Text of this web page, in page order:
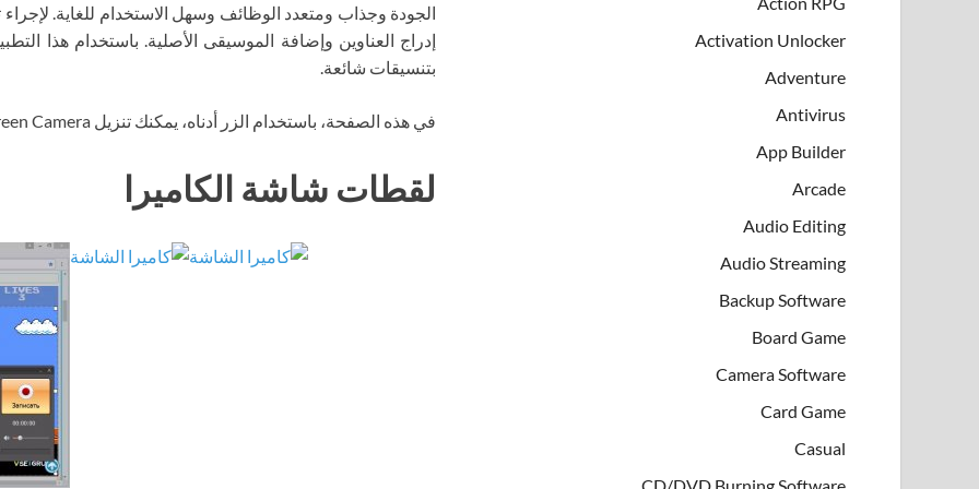
الجودة وجذاب ومتعدد الوظائف وسهل الاستخدام للغاية.
إدراج العناوين وإضافة الموسيقى الأصلية. باستخدام هذا
بتنسيقات شائعة.
في هذه الصفحة، باستخدام الزر أدناه، يمكنك تنزيل Screen Camera عبر التورنت مجانًا.
لقطات شاشة الكاميرا
Activation Unlocker
Adventure
Antivirus
App Builder
Arcade
Audio Editing
Audio Streaming
Backup Software
Board Game
Camera Software
Card Game
Casual